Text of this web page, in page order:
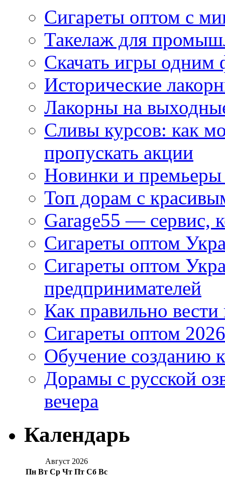
Сигареты оптом с
Такелаж для
Скачать игры одним
Исторические
Лакорны на
Сливы курсов: как
пропускать акции
Новинки и
Топ дорам с
Garage55 — сервис,
Сигареты оптом
Сигареты оптом
предпринимателей
Как правильно
Сигареты оптом
Обучение созданию
Дорамы с русской
вечера
Календарь
Август 2026
Пн Вт Ср Чт Пт Сб Вс